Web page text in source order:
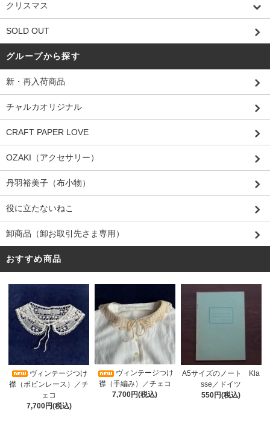
クリスマス
SOLD OUT
グループから探す
新・再入荷商品
チャルカオリジナル
CRAFT PAPER LOVE
OZAKI（アクセサリー）
丹羽裕美子（布小物）
役に立たないねこ
卸商品（卸お取引先さま専用）
おすすめ商品
ヴィンテージつけ
襟（ボビンレース）／チ
ェコ
7,700円(税込)
ヴィンテージつけ
襟（手編み）／チェコ
7,700円(税込)
A5サイズのノート Kla
sse／ドイツ
550円(税込)